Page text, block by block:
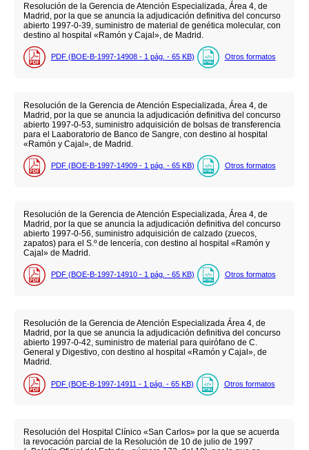
Resolución de la Gerencia de Atención Especializada, Área 4, de
Madrid, por la que se anuncia la adjudicación definitiva del concurso
abierto 1997-0-39, suministro de material de genética molecular, con
destino al hospital «Ramón y Cajal», de Madrid.
PDF (BOE-B-1997-14908 - 1 pág. - 65 KB) Otros formatos
Resolución de la Gerencia de Atención Especializada, Área 4, de
Madrid, por la que se anuncia la adjudicación definitiva del concurso
abierto 1997-0-53, suministro adquisición de bolsas de transferencia
para el Laaboratorio de Banco de Sangre, con destino al hospital
«Ramón y Cajal», de Madrid.
PDF (BOE-B-1997-14909 - 1 pág. - 65 KB) Otros formatos
Resolución de la Gerencia de Atención Especializada, Área 4, de
Madrid, por la que se anuncia la adjudicación definitiva del concurso
abierto 1997-0-56, suministro adquisición de calzado (zuecos,
zapatos) para el S.º de lencería, con destino al hospital «Ramón y
Cajal» de Madrid.
PDF (BOE-B-1997-14910 - 1 pág. - 65 KB) Otros formatos
Resolución de la Gerencia de Atención Especializada Área 4, de
Madrid, por la que se anuncia la adjudicación definitiva del concurso
abierto 1997-0-42, suministro de material para quirófano de C.
General y Digestivo, con destino al hospital «Ramón y Cajal», de
Madrid.
PDF (BOE-B-1997-14911 - 1 pág. - 65 KB) Otros formatos
Resolución del Hospital Clínico «San Carlos» por la que se acuerda
la revocación parcial de la Resolución de 10 de julio de 1997